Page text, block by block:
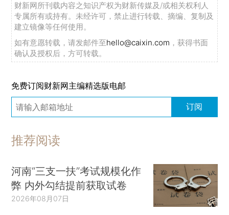
财新网所刊载内容之知识产权为财新传媒及/或相关权利人
专属所有或持有。未经许可，禁止进行转载、摘编、复制及
建立镜像等任何使用。
如有意愿转载，请发邮件至hello@caixin.com ，获得书面
确认及授权后，方可转载。
免费订阅财新网主编精选版电邮
订阅
推荐阅读
河南“三支一扶”考试规模化作
弊 内外勾结提前获取试卷
2026年08月07日